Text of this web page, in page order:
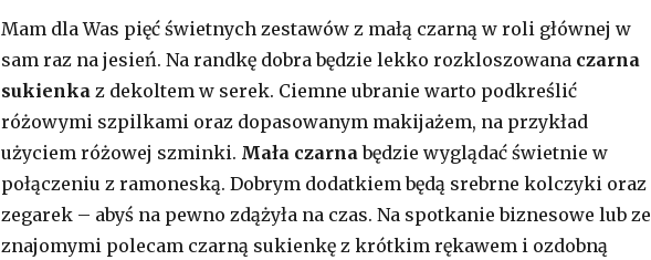
Mam dla Was pięć świetnych zestawów z małą czarną w roli głównej w
sam raz na jesień. Na randkę dobra będzie lekko rozkloszowana czarna
sukienkaz dekoltem w serek. Ciemne ubranie warto podkreślić
różowymi szpilkami oraz dopasowanym makijażem, na przykład
użyciem różowej szminki. Mała czarnabędzie wyglądać świetnie w
połączeniu z ramoneską. Dobrym dodatkiem będą srebrne kolczyki oraz
zegarek – abyś na pewno zdążyła na czas. Na spotkanie biznesowe lub ze
znajomymi polecam czarną sukienkę z krótkim rękawem i ozdobną